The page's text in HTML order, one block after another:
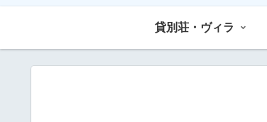
貸別荘・ヴィラ